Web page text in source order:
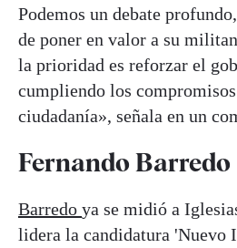
Podemos un debate
de poner en valor a su
la prioridad es reforzar el
cumpliendo los
ciudadanía», señala en un
Fernando Barredo
Barredo ya se midió a
lidera la candidatura 'Nuevo